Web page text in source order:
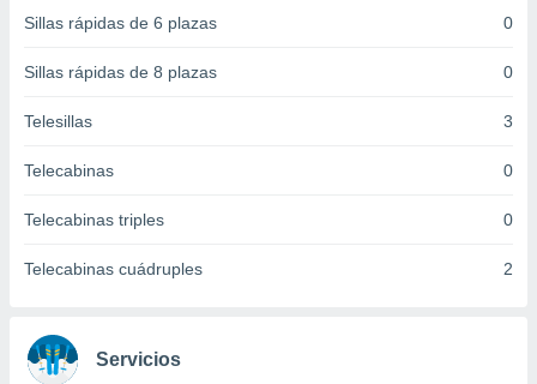
en
a lo que
su
en
en
Sillas rápidas de 6 plazas 0
Sillas rápidas de 8 plazas 0
Telesillas 3
Telecabinas 0
Telecabinas triples 0
Telecabinas cuádruples 2
Servicios